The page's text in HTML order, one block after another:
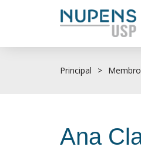
Principal >
Ana